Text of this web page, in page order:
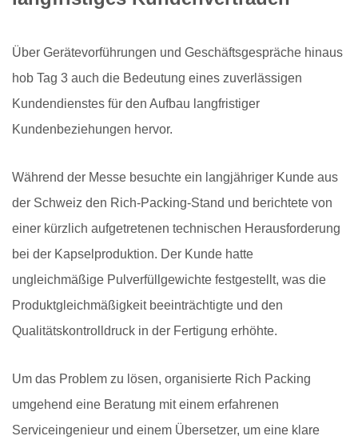
Über Gerätevorführungen und Geschäftsgespräche hinaus
hob Tag 3 auch die Bedeutung eines zuverlässigen
Kundendienstes für den Aufbau langfristiger
Kundenbeziehungen hervor.
Während der Messe besuchte ein langjähriger Kunde aus
der Schweiz den Rich-Packing-Stand und berichtete von
einer kürzlich aufgetretenen technischen Herausforderung
bei der Kapselproduktion. Der Kunde hatte
ungleichmäßige Pulverfüllgewichte festgestellt, was die
Produktgleichmäßigkeit beeinträchtigte und den
Qualitätskontrolldruck in der Fertigung erhöhte.
Um das Problem zu lösen, organisierte Rich Packing
umgehend eine Beratung mit einem erfahrenen
Serviceingenieur und einem Übersetzer, um eine klare